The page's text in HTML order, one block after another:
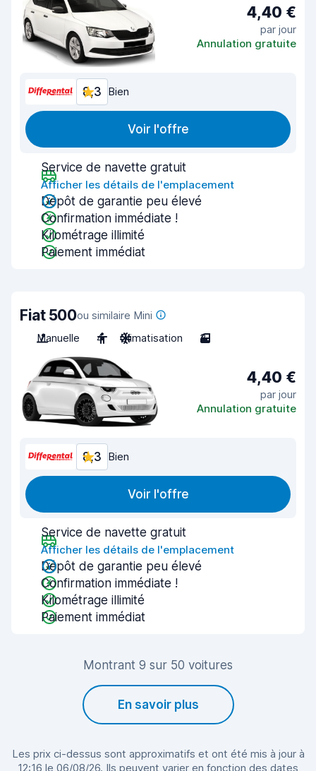
4,40 €
par jour
Annulation gratuite
8,3 Bien
Voir l'offre
Service de navette gratuit
Afficher les détails de l'emplacement
Dépôt de garantie peu élevé
Confirmation immédiate !
Kilométrage illimité
Paiement immédiat
Fiat 500ou similaire Mini
Manuelle
4 Climatisation 3
4,40 €
par jour
Annulation gratuite
8,3 Bien
Voir l'offre
Service de navette gratuit
Afficher les détails de l'emplacement
Dépôt de garantie peu élevé
Confirmation immédiate !
Kilométrage illimité
Paiement immédiat
Montrant 9 sur 50 voitures
En savoir plus
Les prix ci-dessus sont approximatifs et ont été mis à jour à
12:16 le 06/08/26. Ils peuvent varier en fonction des dates